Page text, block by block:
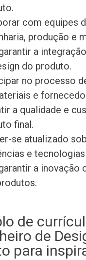
com equipes
produção e
a
do produto.
no processo
e
a qualidade e
final.
se atualizado
e
a inovação
de
de
para